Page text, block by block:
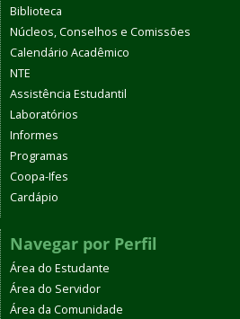
Biblioteca
Núcleos, Conselhos e Comissões
Calendário Acadêmico
NTE
Assistência Estudantil
Laboratórios
Informes
Programas
Coopa-Ifes
Cardápio
Navegar por Perfil
Área do Estudante
Área do Servidor
Área da Comunidade